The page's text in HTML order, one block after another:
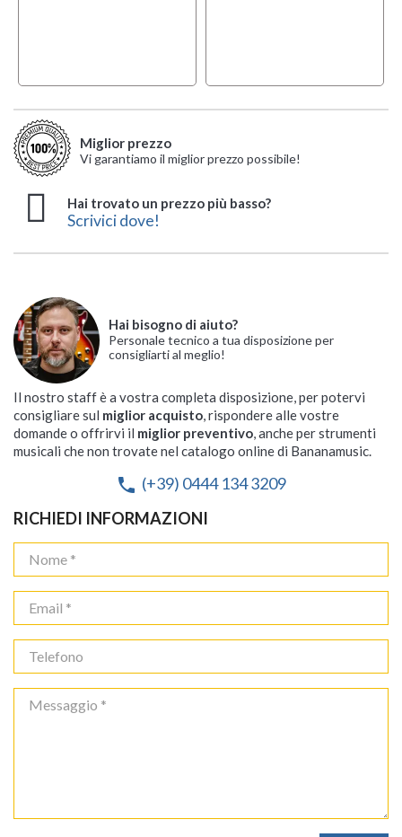
Miglior prezzo
Vi garantiamo il miglior prezzo possibile!
Hai trovato un prezzo più basso?
Scrivici dove!
Hai bisogno di aiuto?
Personale tecnico a tua disposizione per
consigliarti al meglio!
Il nostro staff è a vostra completa disposizione, per potervi
consigliare sul miglior acquisto, rispondere alle vostre
domande o offrirvi il miglior preventivo, anche per strumenti
musicali che non trovate nel catalogo online di Bananamusic.
phone (+39) 0444 134 3209
RICHIEDI INFORMAZIONI